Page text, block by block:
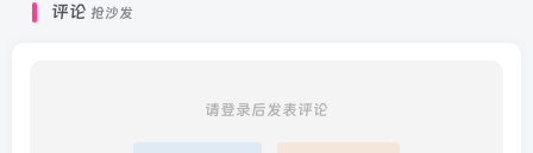
评论 抢沙发
请登录后发表评论